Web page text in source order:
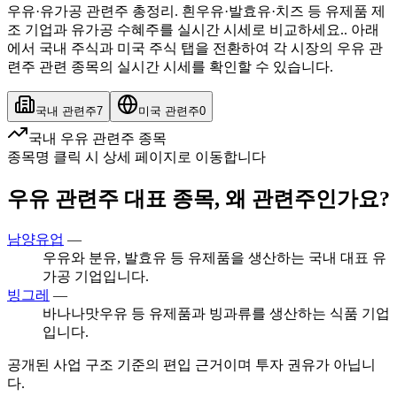
우유·유가공 관련주 총정리. 흰우유·발효유·치즈 등 유제품 제
조 기업과 유가공 수혜주를 실시간 시세로 비교하세요.. 아래
에서 국내 주식과 미국 주식 탭을 전환하여 각 시장의 우유 관
련주 관련 종목의 실시간 시세를 확인할 수 있습니다.
국내 관련주7 미국 관련주0
국내 우유 관련주 종목
종목명 클릭 시 상세 페이지로 이동합니다
우유 관련주 대표 종목, 왜 관련주인가요?
남양유업 —
우유와 분유, 발효유 등 유제품을 생산하는 국내 대표 유
가공 기업입니다.
빙그레 —
바나나맛우유 등 유제품과 빙과류를 생산하는 식품 기업
입니다.
공개된 사업 구조 기준의 편입 근거이며 투자 권유가 아닙니
다.